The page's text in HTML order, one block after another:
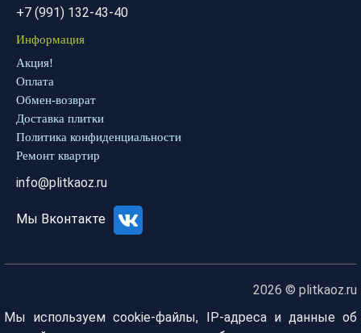
+7 (991) 132-43-40
Информация
Акция!
Оплата
Обмен-возврат
Доставка плитки
Политика конфиденциальности
Ремонт квартир
info@plitkaoz.ru
Мы Вконтакте
2026 © plitkaoz.ru
Мы используем cookie-файлы, IP-адреса и данные об